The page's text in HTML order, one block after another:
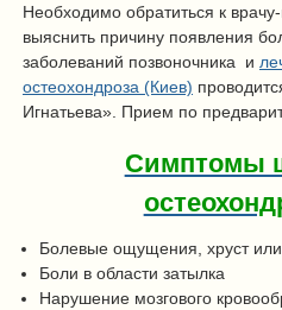
Необходимо обратиться к
выяснить причину появления
заболеваний позвоночника и
остеохондроза (Киев)
Игнатьева». Прием по
Симптомы
Болевые ощущения, хруст
Боли в области затылка
Нарушение мозгового